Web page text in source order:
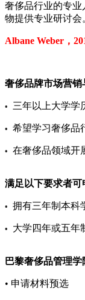
奢侈品行业的专业
物提供专业研讨会
Albane Weber，
奢侈品牌市场营
• 三年以上大学学
• 希望学习奢侈品
• 在奢侈品领域开
满足以下要求者可
• 拥有三年制本科
• 大学四年或五年
巴黎奢侈品管理
• 申请材料预选